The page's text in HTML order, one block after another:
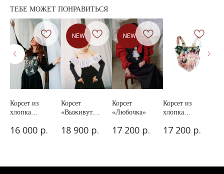
ТЕБЕ МОЖЕТ ПОНРАВИТЬСЯ
Корсет из
хлопка
лес»
16 000 р.
NEW
Корсет
«Выживут
любовники»
18 900 р.
NEW
Корсет
«Любочка»
17 200 р.
Корсет из
хлопка
17 200 р.